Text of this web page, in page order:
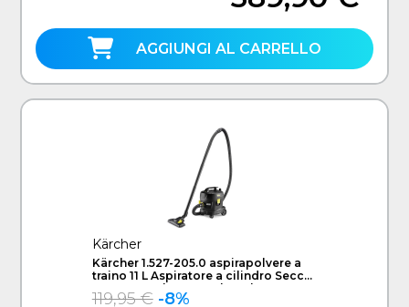
AGGIUNGI AL CARRELLO
Kärcher
Kärcher 1.527-205.0 aspirapolvere a
traino 11 L Aspiratore a cilindro Secco
850 W Sacchetto per la polvere EX
DEMO - Prodotto nuovo imballo
119,95 € -8%